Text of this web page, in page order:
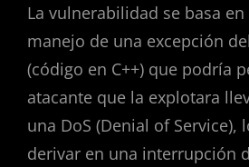
La vulnerabilidad se basa
manejo de una excepción
(código en C++) que podría
atacante que la explotara
una DoS (Denial of Service),
derivar en una interrupción